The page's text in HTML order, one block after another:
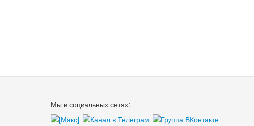
Мы в социальных сетях: